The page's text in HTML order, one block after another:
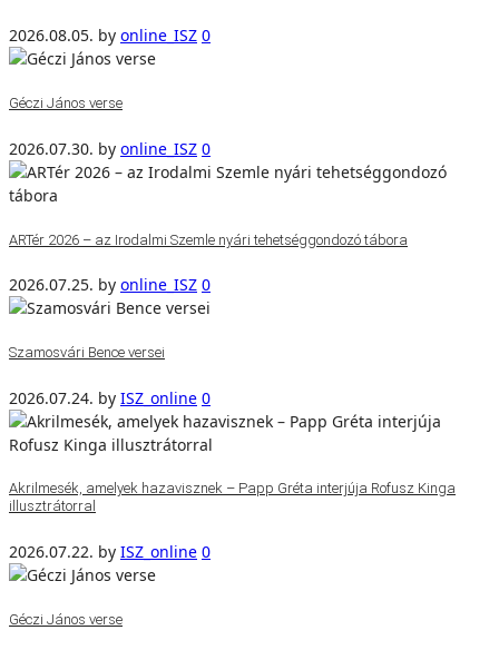
2026.08.05. by online_ISZ 0
Géczi János verse
2026.07.30. by online_ISZ 0
ARTér 2026 – az Irodalmi Szemle nyári tehetséggondozó tábora
2026.07.25. by online_ISZ 0
Szamosvári Bence versei
2026.07.24. by ISZ_online 0
Akrilmesék, amelyek hazavisznek – Papp Gréta interjúja Rofusz Kinga
illusztrátorral
2026.07.22. by ISZ_online 0
Géczi János verse